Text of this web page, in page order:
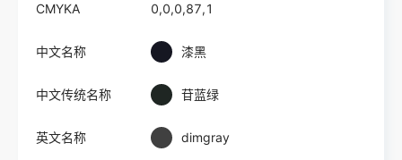
CMYKA 0,0,0,87,1
中文名称 漆黑
中文传统名称 苷蓝绿
英文名称 dimgray